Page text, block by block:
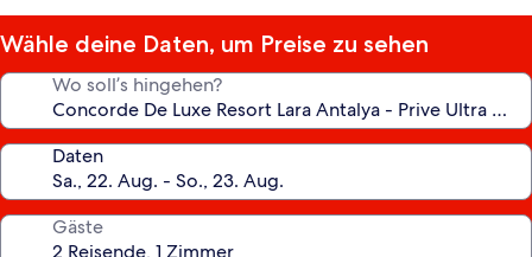
Wähle deine Daten, um Preise zu sehen
Wo soll’s hingehen?
Daten
Gäste